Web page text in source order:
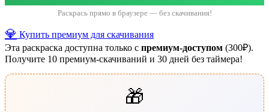
Раскрась прямо в браузере — без скачивания!
💎 Купить премиум для скачивания
Эта раскраска доступна только с премиум-доступом (300₽).
Получите 10 премиум-скачиваний и 30 дней без таймера!
🎁